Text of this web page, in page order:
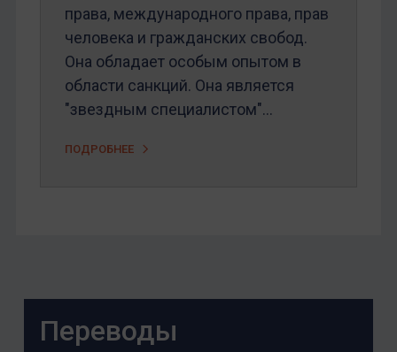
права, международного права, прав
человека и гражданских свобод.
Она обладает особым опытом в
области санкций. Она является
"звездным специалистом"...
ПОДРОБНЕЕ
Переводы